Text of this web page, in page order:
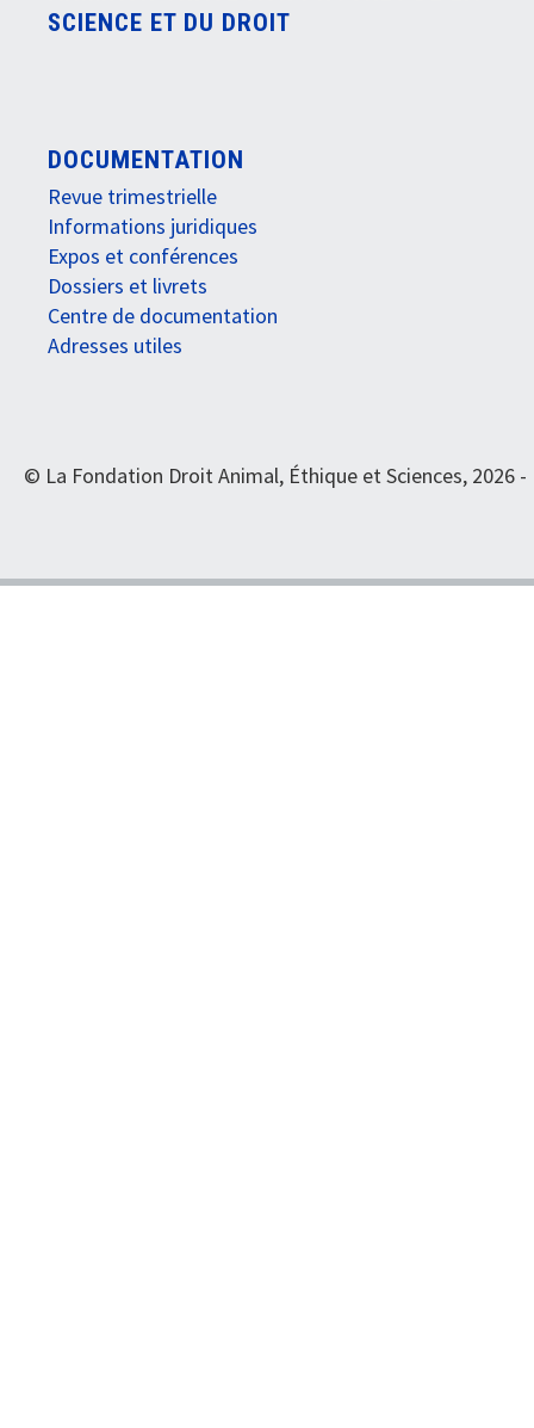
SCIENCE ET DU DROIT
DOCUMENTATION
Revue trimestrielle
Informations juridiques
Expos et conférences
Dossiers et livrets
Centre de documentation
Adresses utiles
© La Fondation Droit Animal, Éthique et Sciences, 2026 -